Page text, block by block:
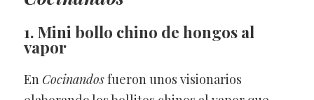
1. Mini bollo chino de hongos al
vapor
En Cocinandosfueron unos visionarios